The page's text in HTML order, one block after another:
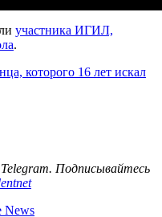
участника ИГИЛ,
.
которого 16 лет искал
Подписывайтесь
News